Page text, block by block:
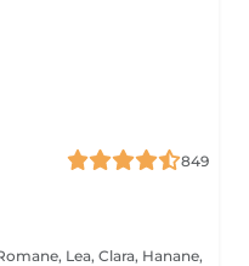
849
Lea, Clara, Hanane,